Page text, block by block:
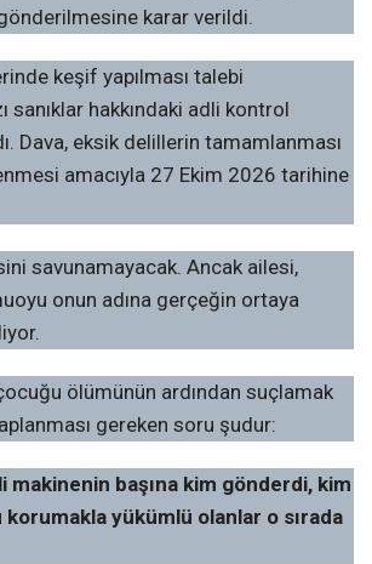
karar verildi.
keşif yapılması talebi
sanıklar hakkındaki adli kontrol
Dava, eksik delillerin tamamlanması
amacıyla 27 Ekim 2026 tarihine
savunamayacak. Ancak ailesi,
onun adına gerçeğin ortaya
ölümünün ardından suçlamak
gereken soru şudur:
makinenin başına kim gönderdi, kim
korumakla yükümlü olanlar o sırada